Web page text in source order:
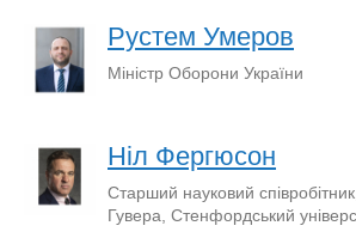
Рустем Умеров
Міністр Оборони України
Ніл Фергюсон
Старший науковий
Гувера, Стенфордський